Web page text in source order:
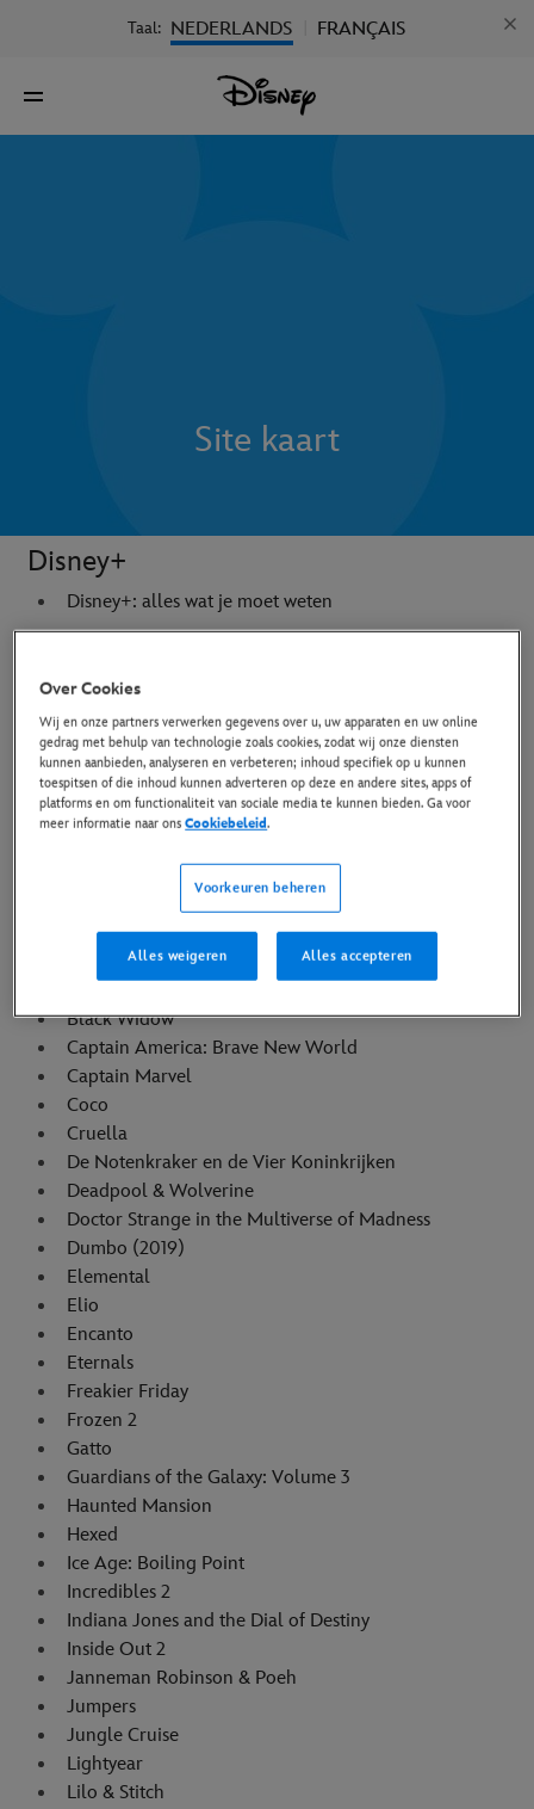
Taal: NEDERLANDS FRANÇAIS
Site kaart
Disney+
Disney+: alles wat je moet weten
Films
Aladdin (2019)
Ant-Man and The Wasp
Ant-Man and the Wasp: Quantumania
Avatar: Fire and Ash
Avengers: Doomsday
Avengers: Endgame
Avengers: Infinity War
Black Panther
Black Widow
Captain America: Brave New World
Captain Marvel
Coco
Cruella
De Notenkraker en de Vier Koninkrijken
Deadpool & Wolverine
Doctor Strange in the Multiverse of Madness
Dumbo (2019)
Elemental
Elio
Encanto
Eternals
Freakier Friday
Frozen 2
Gatto
Guardians of the Galaxy: Volume 3
Haunted Mansion
Hexed
Ice Age: Boiling Point
Incredibles 2
Indiana Jones and the Dial of Destiny
Inside Out 2
Janneman Robinson & Poeh
Jumpers
Jungle Cruise
Lightyear
Lilo & Stitch
Over Cookies
Wij en onze partners verwerken gegevens over u, uw apparaten en uw online
gedrag met behulp van technologie zoals cookies, zodat wij onze diensten
kunnen aanbieden, analyseren en verbeteren; inhoud specifiek op u kunnen
toespitsen of die inhoud kunnen adverteren op deze en andere sites, apps of
platforms en om functionaliteit van sociale media te kunnen bieden. Ga voor
meer informatie naar onsCookiebeleid.
Voorkeuren beheren
Alles weigeren Alles accepteren